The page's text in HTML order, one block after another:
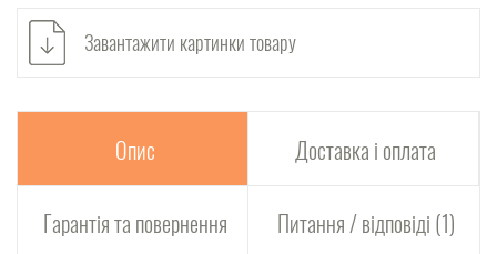
Завантажити картинки товару
Опис Доставка і оплата
Гарантія та повернення Питання / відповіді (1)